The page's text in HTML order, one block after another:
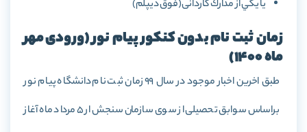
يا يكي از مدارك كاردانی(فوق ديپلم)
زمان ثبت نام بدون کنکور پیام نور (ورودی مهر
ماه 1400)
طبق اخرین اخبار موجود در سال 99 زمان ثبت نام دانشگاه پیام نور
براساس سوابق تحصیلی از سوی سازمان سنجش ار 5 مرداد ماه آغاز